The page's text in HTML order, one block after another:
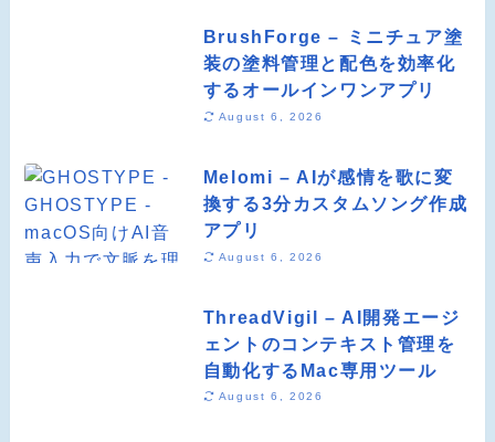
BrushForge – ミニチュア塗
装の塗料管理と配色を効率化
するオールインワンアプリ
August 6, 2026
Melomi – AIが感情を歌に変
換する3分カスタムソング作成
アプリ
August 6, 2026
ThreadVigil – AI開発エージ
ェントのコンテキスト管理を
自動化するMac専用ツール
August 6, 2026